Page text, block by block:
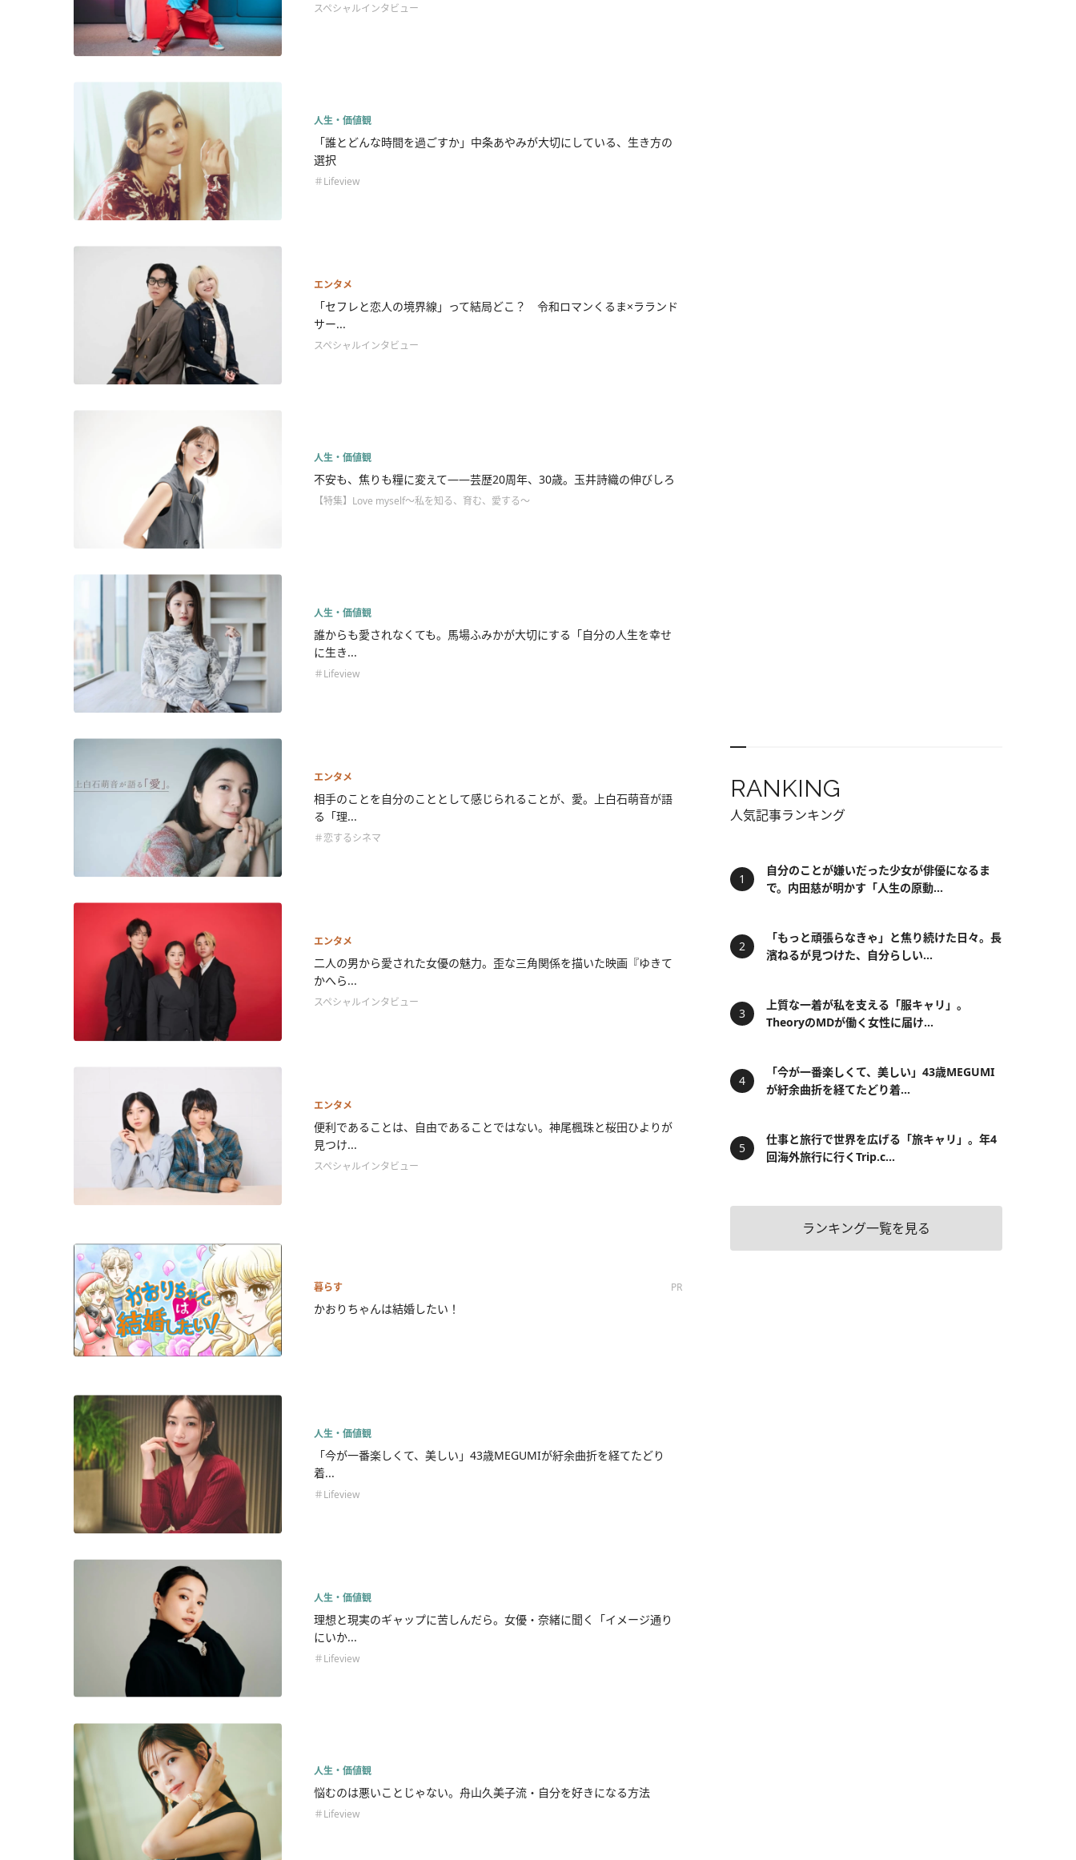
スペシャルインタビュー
人生・価値観
「誰とどんな時間を過ごすか」中条あやみが大切にしている、生き方の
選択
＃Lifeview
エンタメ
「セフレと恋人の境界線」って結局どこ？ 令和ロマンくるま×ラランド
サー...
スペシャルインタビュー
人生・価値観
不安も、焦りも糧に変えて――芸歴20周年、30歳。玉井詩織の伸びしろ
【特集】Love myself～私を知る、育む、愛する～
人生・価値観
誰からも愛されなくても。馬場ふみかが大切にする「自分の人生を幸せ
に生き...
＃Lifeview
エンタメ
相手のことを自分のこととして感じられることが、愛。上白石萌音が語
る「理...
＃恋するシネマ
エンタメ
二人の男から愛された女優の魅力。歪な三角関係を描いた映画『ゆきて
かへら...
スペシャルインタビュー
エンタメ
便利であることは、自由であることではない。神尾楓珠と桜田ひよりが
見つけ...
スペシャルインタビュー
暮らす PR
かおりちゃんは結婚したい！
人生・価値観
「今が一番楽しくて、美しい」43歳MEGUMIが紆余曲折を経てたどり
着...
＃Lifeview
人生・価値観
理想と現実のギャップに苦しんだら。女優・奈緒に聞く「イメージ通り
にいか...
＃Lifeview
人生・価値観
悩むのは悪いことじゃない。舟山久美子流・自分を好きになる方法
＃Lifeview
RANKING
人気記事ランキング
自分のことが嫌いだった少女が俳優になるま
で。内田慈が明かす「人生の原動...
「もっと頑張らなきゃ」と焦り続けた日々。長
濱ねるが見つけた、自分らしい...
上質な一着が私を支える「服キャリ」。
TheoryのMDが働く女性に届け...
「今が一番楽しくて、美しい」43歳MEGUMI
が紆余曲折を経てたどり着...
仕事と旅行で世界を広げる「旅キャリ」。年4
回海外旅行に行くTrip.c...
ランキング一覧を見る